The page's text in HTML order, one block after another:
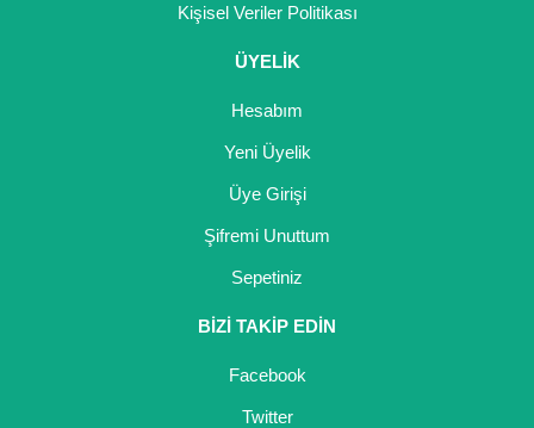
Kişisel Veriler Politikası
ÜYELİK
Hesabım
Yeni Üyelik
Üye Girişi
Şifremi Unuttum
Sepetiniz
BİZİ TAKİP EDİN
Facebook
Twitter